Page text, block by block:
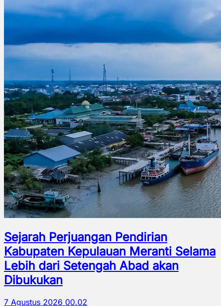
Sejarah Perjuangan Pendirian
Kabupaten Kepulauan Meranti Selama
Lebih dari Setengah Abad akan
Dibukukan
7 Agustus 2026 00.02